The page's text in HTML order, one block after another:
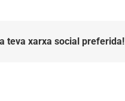
teva xarxa social preferida!